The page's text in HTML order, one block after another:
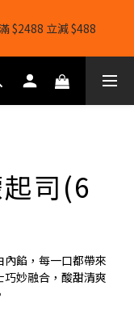
$2488 立減 $488
×1-隨機口味
可與活動折扣疊加。
購物金
$2488 立減 $488
司(6
餡，每一口都帶來
妙融合，酸甜清爽